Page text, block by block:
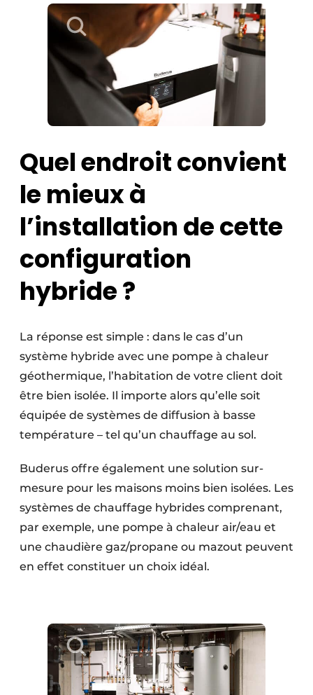
Quel endroit convient
le mieux à
l’installation de cette
configuration
hybride ?
La réponse est simple : dans le cas d’un
système hybride avec une pompe à chaleur
géothermique, l’habitation de votre client doit
être bien isolée. Il importe alors qu’elle soit
équipée de systèmes de diffusion à basse
température – tel qu’un chauffage au sol.
Buderus offre également une solution sur-
mesure pour les maisons moins bien isolées. Les
systèmes de chauffage hybrides comprenant,
par exemple, une pompe à chaleur air/eau et
une chaudière gaz/propane ou mazout peuvent
en effet constituer un choix idéal.